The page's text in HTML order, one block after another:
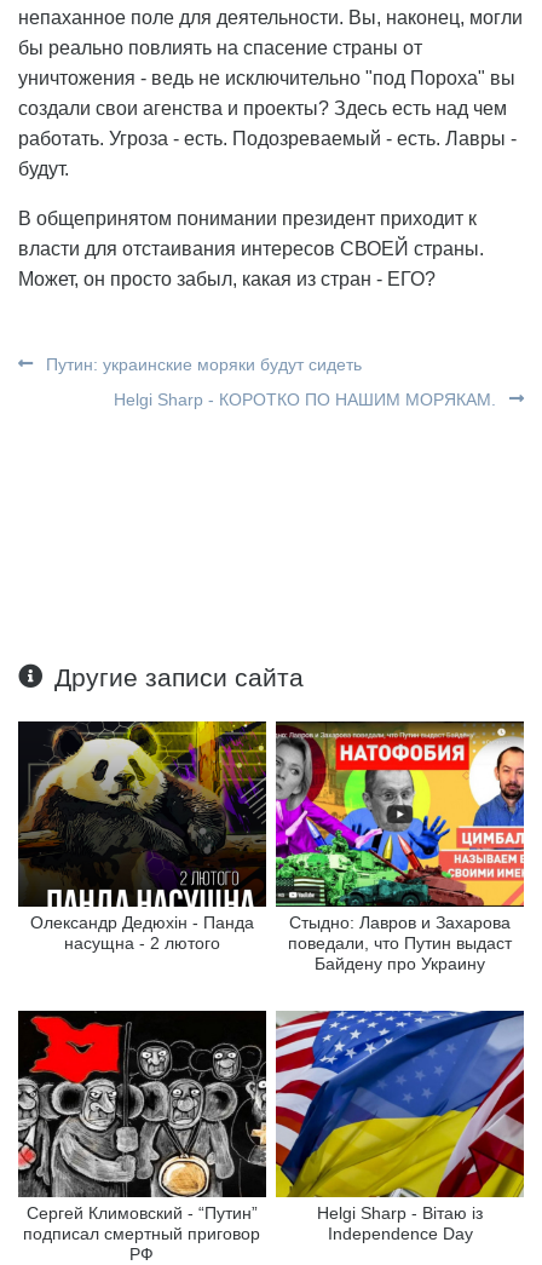
непаханное поле для деятельности. Вы, наконец, могли
бы реально повлиять на спасение страны от
уничтожения - ведь не исключительно "под Пороха" вы
создали свои агенства и проекты? Здесь есть над чем
работать. Угроза - есть. Подозреваемый - есть. Лавры -
будут.
В общепринятом понимании президент приходит к
власти для отстаивания интересов СВОЕЙ страны.
Может, он просто забыл, какая из стран - ЕГО?
Путин: украинские моряки будут сидеть
Helgi Sharp - КОРОТКО ПО НАШИМ МОРЯКАМ.
Другие записи сайта
Олександр Дедюхін - Панда
насущна - 2 лютого
Стыдно: Лавров и Захарова
поведали, что Путин выдаст
Байдену про Украину
Сергей Климовский - “Путин”
подписал смертный приговор
РФ
Helgi Sharp - Вітаю із
Independence Day